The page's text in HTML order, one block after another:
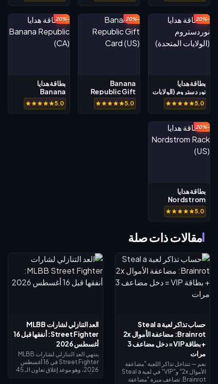
-20%
بطاقة هدايا
نوردستروم (الولايات
المتحدة)
5.0
-20%
Banana
Republic Gift
Card (US)
5.0
-20%
بطاقة هدايا
Banana
Republic (CA)
5.0
-20%
بطاقة هدايا
Nordstrom
Rack (US)
5.0
مقالات ذات صلة
حساب تذاكر لعبة Steal a
Brainrot: مضاعفة الأموال 2x
+ بطاقة VIP = دخل مضاعف 3
مرات
نعم — تتداخل تذاكر اللعبة "مضاعفة
الأموال 2x" و"VIP" في لعبة Steal a
Brainrot. تضاعف ميزة "مضاعفة
العد التنازلي لشارات MLBB
Street Fighter: أنفقها قبل 16
أغسطس 2026
ينتهي العد التنازلي لشارات MLBB
Street Fighter في 16 أغسطس
2026، وهو موعد إغلاق تعاون الـ 45